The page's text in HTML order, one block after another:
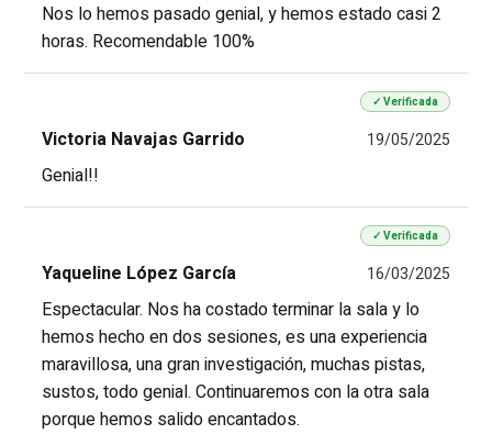
Nos lo hemos pasado genial, y hemos estado casi 2
horas. Recomendable 100%
✓ Verificada
Victoria Navajas Garrido 19/05/2025
Genial!!
✓ Verificada
Yaqueline López García 16/03/2025
Espectacular. Nos ha costado terminar la sala y lo
hemos hecho en dos sesiones, es una experiencia
maravillosa, una gran investigación, muchas pistas,
sustos, todo genial. Continuaremos con la otra sala
porque hemos salido encantados.